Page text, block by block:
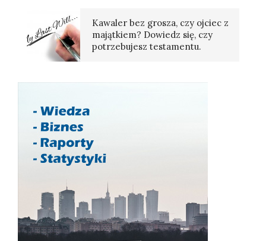
Kawaler bez grosza, czy ojciec z
majątkiem? Dowiedz się, czy
potrzebujesz testamentu.